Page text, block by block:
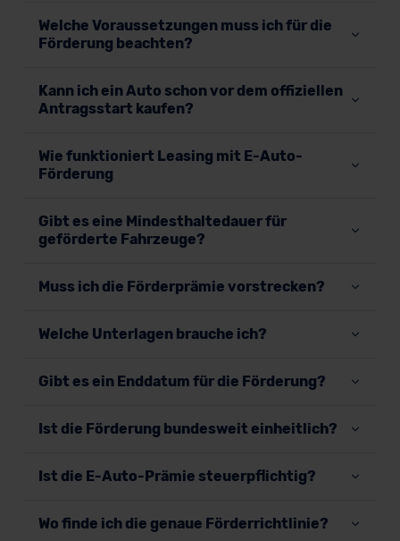
Welche Voraussetzungen muss ich für die
Förderung beachten?
Kann ich ein Auto schon vor dem offiziellen
Antragsstart kaufen?
Wie funktioniert Leasing mit E-Auto-
Förderung
Gibt es eine Mindesthaltedauer für
geförderte Fahrzeuge?
Muss ich die Förderprämie vorstrecken?
Welche Unterlagen brauche ich?
Gibt es ein Enddatum für die Förderung?
Ist die Förderung bundesweit einheitlich?
Ist die E-Auto-Prämie steuerpflichtig?
Wo finde ich die genaue Förderrichtlinie?